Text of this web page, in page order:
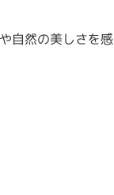
自然の美しさを